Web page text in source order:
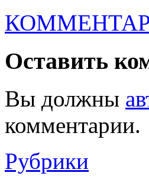
Оставить
Вы должны
комментарии.
Рубрики